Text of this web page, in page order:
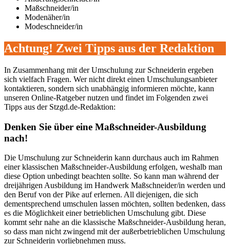
Maßschneider/in
Modenäher/in
Modeschneider/in
Achtung! Zwei Tipps aus der Redaktion
In Zusammenhang mit der Umschulung zur Schneiderin ergeben
sich vielfach Fragen. Wer nicht direkt einen Umschulungsanbieter
kontaktieren, sondern sich unabhängig informieren möchte, kann
unseren Online-Ratgeber nutzen und findet im Folgenden zwei
Tipps aus der Stzgd.de-Redaktion:
Denken Sie über eine Maßschneider-Ausbildung
nach!
Die Umschulung zur Schneiderin kann durchaus auch im Rahmen
einer klassischen Maßschneider-Ausbildung erfolgen, weshalb man
diese Option unbedingt beachten sollte. So kann man während der
dreijährigen Ausbildung im Handwerk Maßschneider/in werden und
den Beruf von der Pike auf erlernen. All diejenigen, die sich
dementsprechend umschulen lassen möchten, sollten bedenken, dass
es die Möglichkeit einer betrieblichen Umschulung gibt. Diese
kommt sehr nahe an die klassische Maßschneider-Ausbildung heran,
so dass man nicht zwingend mit der außerbetrieblichen Umschulung
zur Schneiderin vorliebnehmen muss.